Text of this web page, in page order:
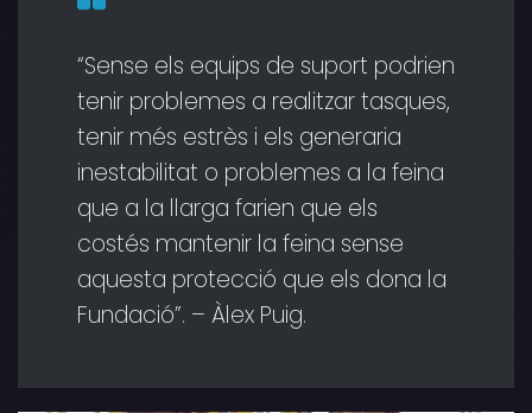
“Sense els equips de suport podrien
tenir problemes a realitzar tasques,
tenir més estrès i els generaria
inestabilitat o problemes a la feina
que a la llarga farien que els
costés mantenir la feina sense
aquesta protecció que els dona la
Fundació”. – Àlex Puig.